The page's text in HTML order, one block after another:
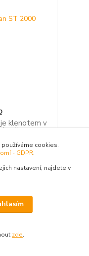
je klenotem v
Tělo je
dodává
ale
konstrukci
Skladem 2 ks
cookies.
- GDPR.
nastavení, najdete v
zde.